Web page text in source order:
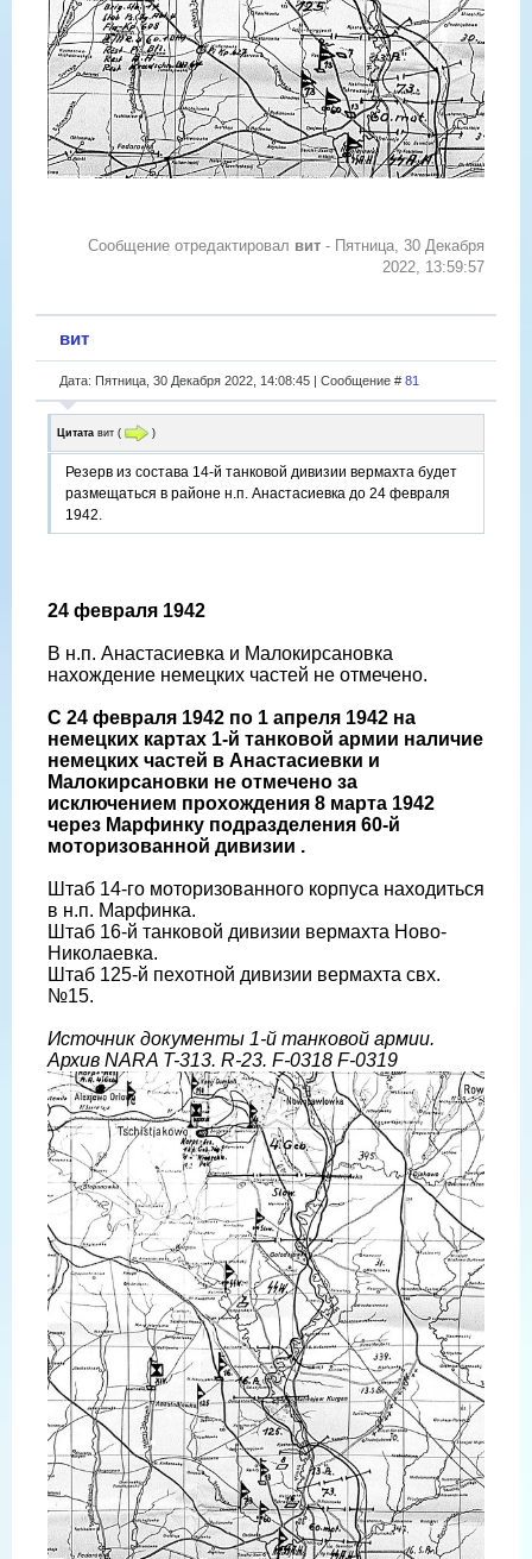
Сообщение отредактировал вит - Пятница, 30 Декабря
2022, 13:59:57
вит
Дата: Пятница, 30 Декабря 2022, 14:08:45 | Сообщение # 81
Цитата вит ( )
Резерв из состава 14-й танковой дивизии вермахта будет
размещаться в районе н.п. Анастасиевка до 24 февраля
1942.
24 февраля 1942
В н.п. Анастасиевка и Малокирсановка
нахождение немецких частей не отмечено.
С 24 февраля 1942 по 1 апреля 1942 на
немецких картах 1-й танковой армии наличие
немецких частей в Анастасиевки и
Малокирсановки не отмечено за
исключением прохождения 8 марта 1942
через Марфинку подразделения 60-й
моторизованной дивизии .
Штаб 14-го моторизованного корпуса находиться
в н.п. Марфинка.
Штаб 16-й танковой дивизии вермахта Ново-
Николаевка.
Штаб 125-й пехотной дивизии вермахта свх.
№15.
Источник документы 1-й танковой армии.
Архив NARA T-313. R-23. F-0318 F-0319